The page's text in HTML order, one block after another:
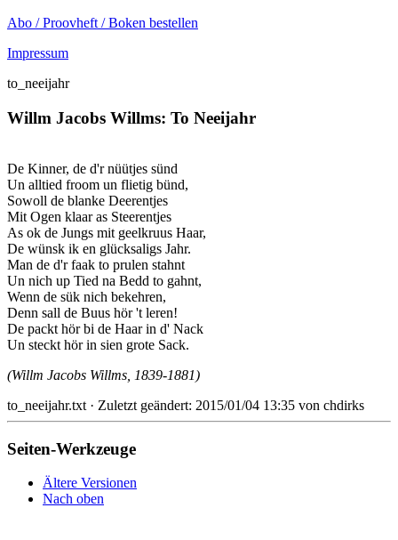
Abo / Proovheft / Boken bestellen
Impressum
to_neeijahr
Willm Jacobs Willms: To Neeijahr
De Kinner, de d'r nüütjes sünd
Un alltied froom un flietig bünd,
Sowoll de blanke Deerentjes
Mit Ogen klaar as Steerentjes
As ok de Jungs mit geelkruus Haar,
De wünsk ik en glücksaligs Jahr.
Man de d'r faak to prulen stahnt
Un nich up Tied na Bedd to gahnt,
Wenn de sük nich bekehren,
Denn sall de Buus hör 't leren!
De packt hör bi de Haar in d' Nack
Un steckt hör in sien grote Sack.
(Willm Jacobs Willms, 1839-1881)
to_neeijahr.txt · Zuletzt geändert: 2015/01/04 13:35 von chdirks
Seiten-Werkzeuge
Ältere Versionen
Nach oben